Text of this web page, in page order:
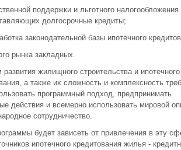
поддержки и льготного
долгосрочные кредиты;
законодательной базы ипотечного
рынка закладных.
жилищного строительства и ипотечного
а также их сложность и комплексность
программный подход, предпринимать
действия и всемерно использовать мировой
сотрудничество.
будет зависеть от привлечения в эту
ипотечного кредитования жилья -